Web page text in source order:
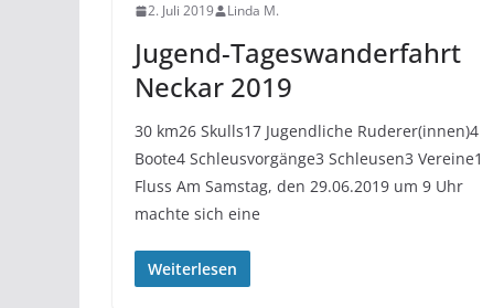
2. Juli 2019 Linda M.
Jugend-Tageswanderfahrt
Neckar 2019
30 km26 Skulls17 Jugendliche Ruderer(innen)4
Boote4 Schleusvorgänge3 Schleusen3 Vereine1
Fluss Am Samstag, den 29.06.2019 um 9 Uhr
machte sich eine
Weiterlesen